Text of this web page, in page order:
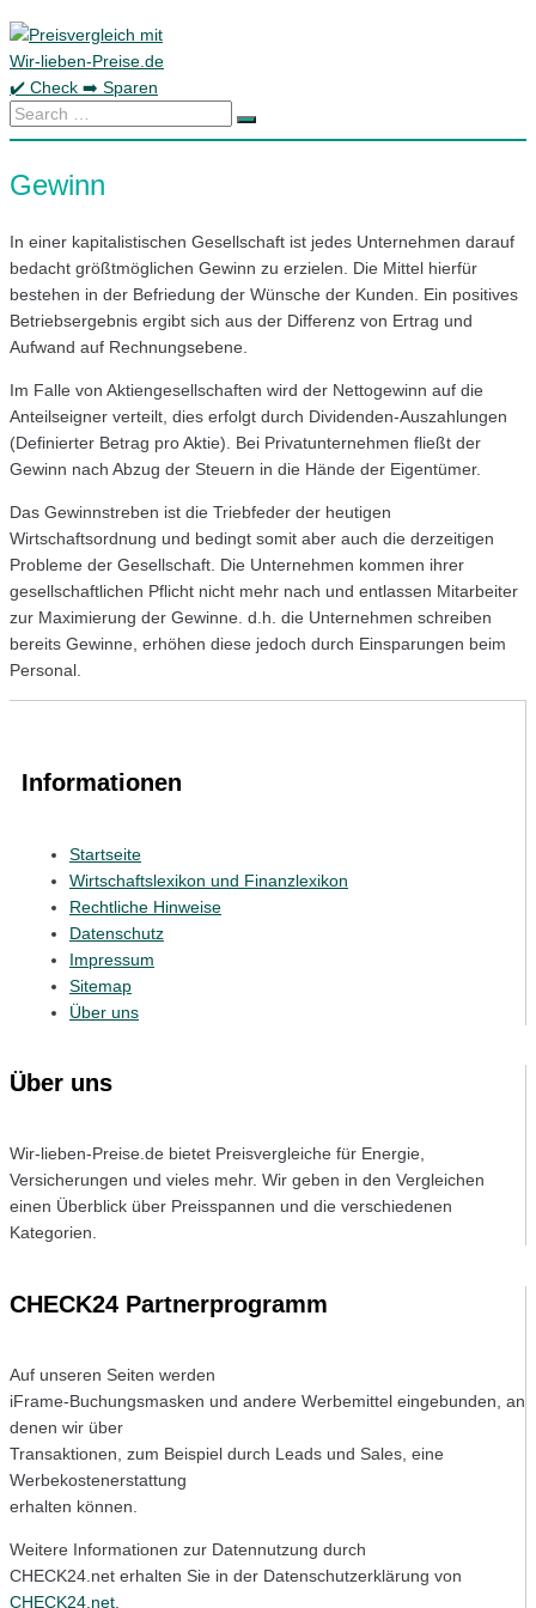
Skip
content
Search
…
Gewinn
In einer kapitalistischen Gesellschaft ist jedes Unternehmen darauf
bedacht größtmöglichen Gewinn zu erzielen. Die Mittel hierfür
bestehen in der Befriedung der Wünsche der Kunden. Ein positives
Betriebsergebnis ergibt sich aus der Differenz von Ertrag und
Aufwand auf Rechnungsebene.
Im Falle von Aktiengesellschaften wird der Nettogewinn auf die
Anteilseigner verteilt, dies erfolgt durch Dividenden-Auszahlungen
(Definierter Betrag pro Aktie). Bei Privatunternehmen fließt der
Gewinn nach Abzug der Steuern in die Hände der Eigentümer.
Das Gewinnstreben ist die Triebfeder der heutigen
Wirtschaftsordnung und bedingt somit aber auch die derzeitigen
Probleme der Gesellschaft. Die Unternehmen kommen ihrer
gesellschaftlichen Pflicht nicht mehr nach und entlassen Mitarbeiter
zur Maximierung der Gewinne. d.h. die Unternehmen schreiben
bereits Gewinne, erhöhen diese jedoch durch Einsparungen beim
Personal.
Informationen
Startseite
Wirtschaftslexikon und Finanzlexikon
Rechtliche Hinweise
Datenschutz
Impressum
Sitemap
Über uns
Über uns
Wir-lieben-Preise.de bietet Preisvergleiche für Energie,
Versicherungen und vieles mehr. Wir geben in den Vergleichen
einen Überblick über Preisspannen und die verschiedenen
Kategorien.
CHECK24 Partnerprogramm
Auf unseren Seiten werden
iFrame-Buchungsmasken und andere Werbemittel eingebunden, an
denen wir über
Transaktionen, zum Beispiel durch Leads und Sales, eine
Werbekostenerstattung
erhalten können.
Weitere Informationen zur Datennutzung durch
CHECK24.net erhalten Sie in der Datenschutzerklärung von
CHECK24.net